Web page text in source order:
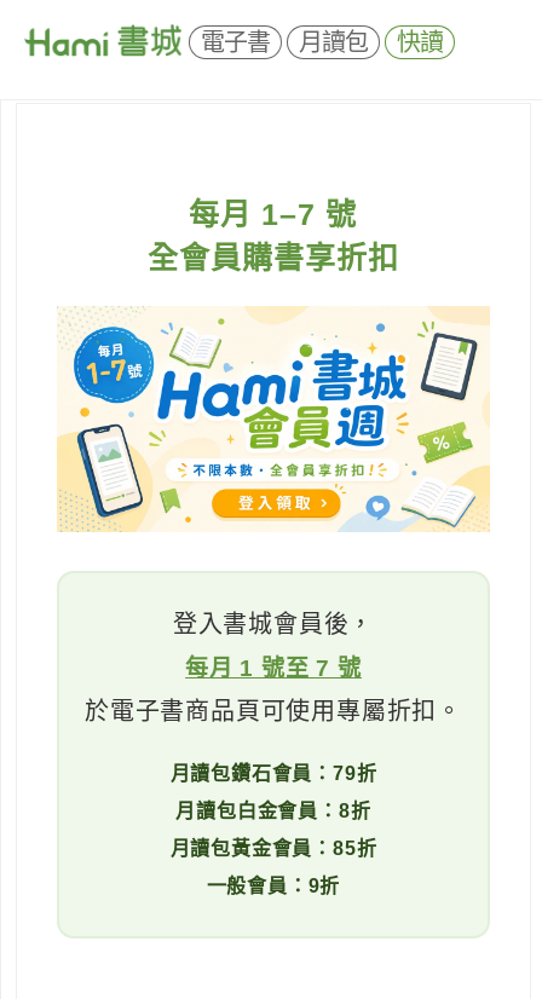
電子書 月讀包 快讀
每月 1–7 號
全會員購書享折扣
登入書城會員後，
每月 1 號至 7 號
於電子書商品頁可使用專屬折扣。
月讀包鑽石會員：79折
月讀包白金會員：8折
月讀包黃金會員：85折
一般會員：9折